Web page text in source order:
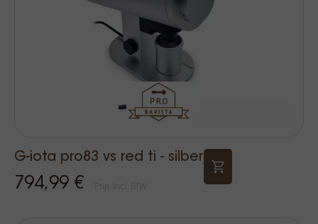
G-iota pro83 vs red ti - silber
794,99 €